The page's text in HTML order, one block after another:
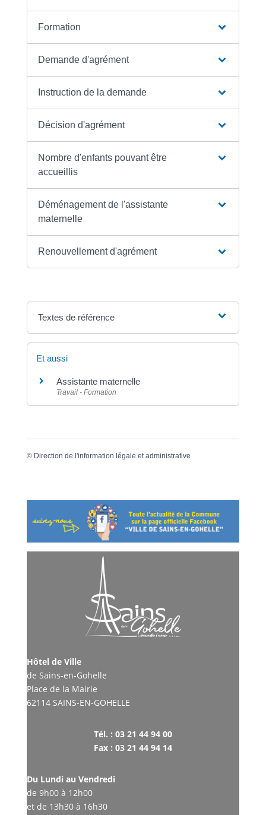
Formation
Demande d'agrément
Instruction de la demande
Décision d'agrément
Nombre d'enfants pouvant être
accueillis
Déménagement de l'assistante
maternelle
Renouvellement d'agrément
Textes de référence
Et aussi
Assistante maternelle
Travail - Formation
© Direction de l'information légale et administrative
Hôtel de Ville
de Sains-en-Gohelle
Place de la Mairie
62114 SAINS-EN-GOHELLE
Tél. : 03 21 44 94 00
Fax : 03 21 44 94 14
Du Lundi au Vendredi
de 9h00 à 12h00
et de 13h30 à 16h30